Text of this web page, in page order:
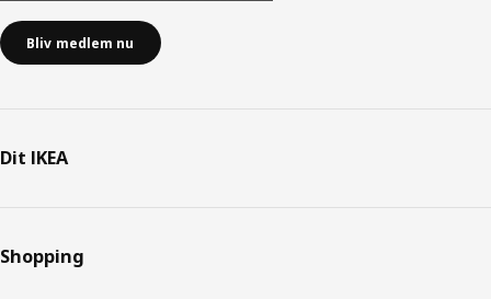
Bliv medlem nu
Dit IKEA
Shopping